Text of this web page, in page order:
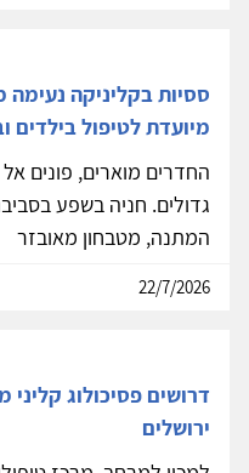
ססיות בקליניקה נעימה
מיועדת לטיפול בילדים
החדרים מוארים, פונים
גדולים. חניה בשפע
המתנה, מטבחון מאובזר
22/7/2026
דרושים פסיכולוג
ירושלים